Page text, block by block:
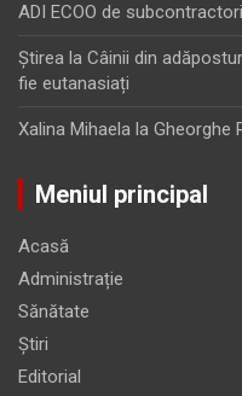
ADI ECOO de subcontractori
Ştirea la Câinii din
fie eutanasiați
Xalina Mihaela la Gheorghe
Meniul principal
Acasă
Administrație
Sănătate
Știri
Editorial